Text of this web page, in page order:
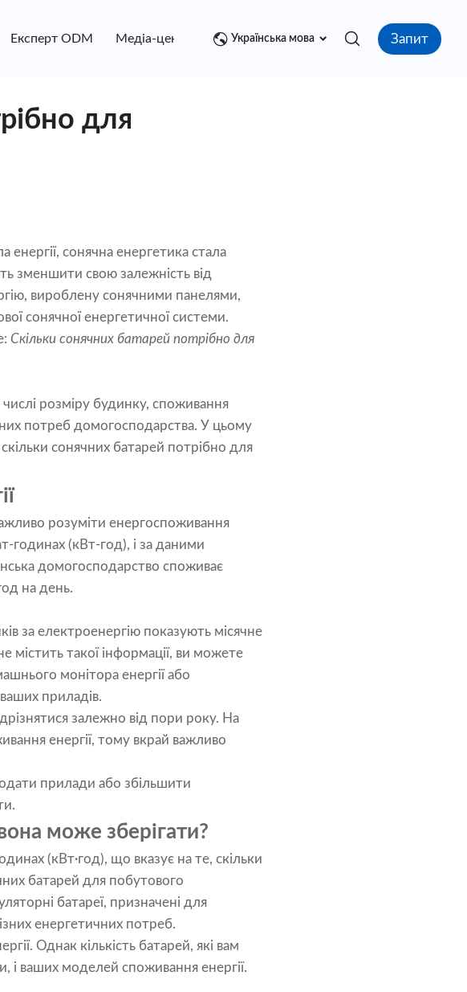
Експерт ODM Медіа-центр контакт
Українська мова Запит
для
сонячна енергетика стала
зменшити свою залежність від
вироблену сонячними панелями,
сонячної енергетичної системи.
Скільки сонячних батарей потрібно для
числі розміру будинку, споживання
потреб домогосподарства. У цьому
сонячних батарей потрібно для
розуміти енергоспоживання
годинах (кВт-год), і за даними
домогосподарство споживає
на день.
за електроенергію показують місячне
такої інформації, ви можете
монітора енергії або
приладів.
залежно від пори року. На
енергії, тому вкрай важливо
прилади або збільшити
може зберігати?
(кВт·год), що вказує на те, скільки
батарей для побутового
батареї, призначені для
енергетичних потреб.
Однак кількість батарей, які вам
і ваших моделей споживання енергії.